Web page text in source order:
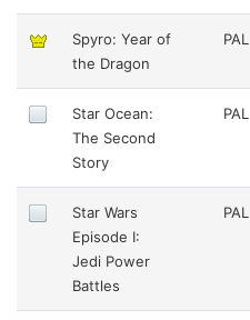
Spyro: Year of
the Dragon
PAL
Star Ocean:
The Second
Story
PAL
Star Wars
Episode I:
Jedi Power
Battles
PAL